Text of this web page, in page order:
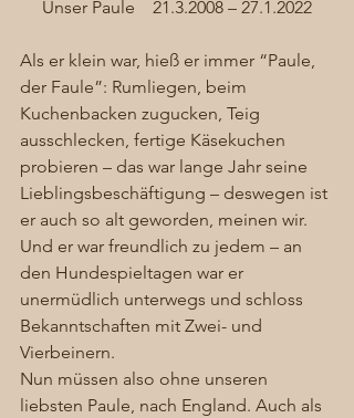
Unser Paule    21.3.2008 – 27.1.2022
Als er klein war, hieß er immer “Paule,
der Faule”: Rumliegen, beim
Kuchenbacken zugucken, Teig
ausschlecken, fertige Käsekuchen
probieren – das war lange Jahr seine
Lieblingsbeschäftigung – deswegen ist
er auch so alt geworden, meinen wir.
Und er war freundlich zu jedem – an
den Hundespieltagen war er
unermüdlich unterwegs und schloss
Bekanntschaften mit Zwei- und
Vierbeinern.
Nun müssen also ohne unseren
liebsten Paule, nach England. Auch als